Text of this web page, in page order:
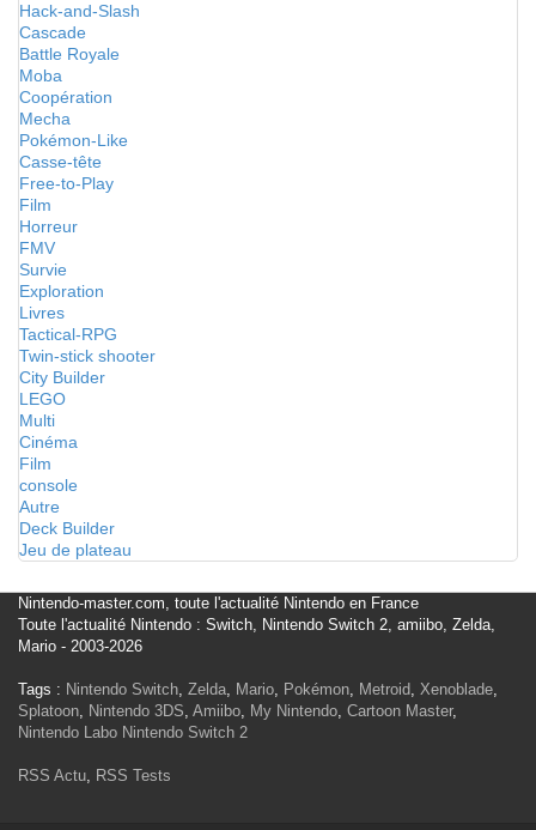
Hack-and-Slash
Cascade
Battle Royale
Moba
Coopération
Mecha
Pokémon-Like
Casse-tête
Free-to-Play
Film
Horreur
FMV
Survie
Exploration
Livres
Tactical-RPG
Twin-stick shooter
City Builder
LEGO
Multi
Cinéma
Film
console
Autre
Deck Builder
Jeu de plateau
Nintendo-master.com, toute l'actualité Nintendo en France
Toute l'actualité Nintendo : Switch, Nintendo Switch 2, amiibo, Zelda,
Mario - 2003-2026
Tags : Nintendo Switch, Zelda, Mario, Pokémon, Metroid, Xenoblade,
Splatoon, Nintendo 3DS, Amiibo, My Nintendo, Cartoon Master,
Nintendo Labo Nintendo Switch 2
RSS Actu, RSS Tests